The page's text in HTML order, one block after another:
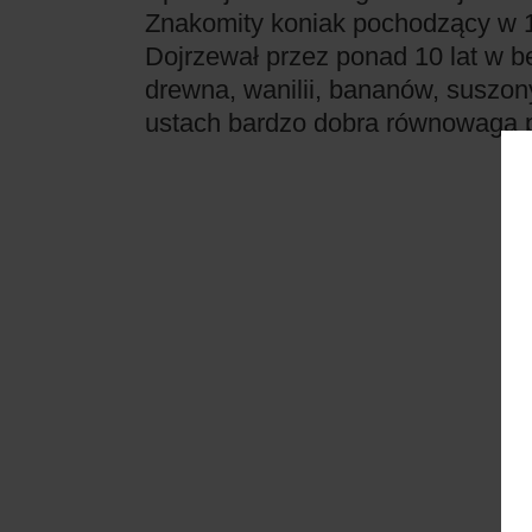
Znakomity koniak pochodzący w
Dojrzewał przez ponad 10 lat w
drewna, wanilii, bananów,
ustach bardzo dobra równowaga